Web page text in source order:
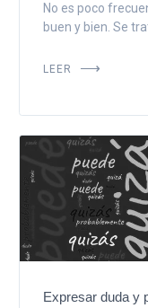
No es poco
buen y bien. Se
LEER
Expresar duda y